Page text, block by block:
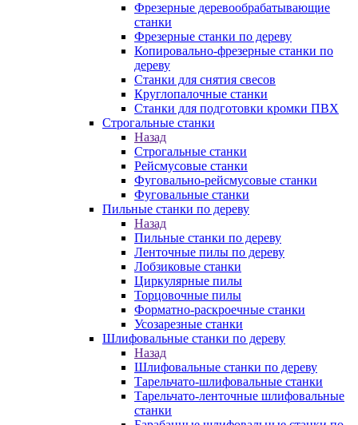
Фрезерные деревообрабатывающие
станки
Фрезерные станки по дереву
Копировально-фрезерные станки по
дереву
Станки для снятия свесов
Круглопалочные станки
Станки для подготовки кромки ПВХ
Строгальные станки
Назад
Строгальные станки
Рейсмусовые станки
Фуговально-рейсмусовые станки
Фуговальные станки
Пильные станки по дереву
Назад
Пильные станки по дереву
Ленточные пилы по дереву
Лобзиковые станки
Циркулярные пилы
Торцовочные пилы
Форматно-раскроечные станки
Усозарезные станки
Шлифовальные станки по дереву
Назад
Шлифовальные станки по дереву
Тарельчато-шлифовальные станки
Тарельчато-ленточные шлифовальные
станки